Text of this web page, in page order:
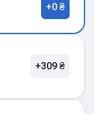
+0 ₴
+309 ₴